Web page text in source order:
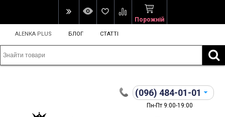
Порожній
ALENKA PLUS БЛОГ СТАТТІ
(096) 484-01-01
Пн-Пт 9:00-19:00